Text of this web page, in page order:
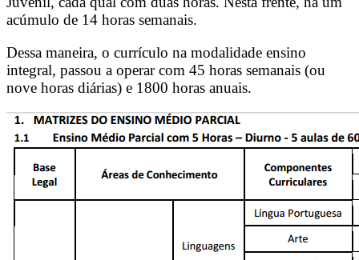
acúmulo de 14 horas semanais.
Dessa maneira, o currículo na modalidade ensino
integral, passou a operar com 45 horas semanais (ou
nove horas diárias) e 1800 horas anuais.